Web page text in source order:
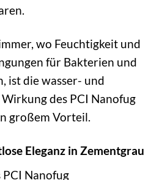
wo Feuchtigkeit und
für Bakterien und
ist die wasser- und
des PCI Nanofug
großem Vorteil.
Eleganz in Zementgrau
PCI Nanofug